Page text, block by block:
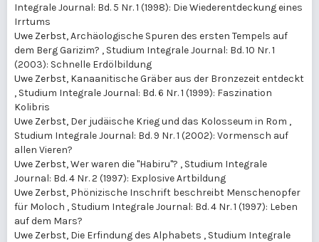
Integrale Journal: Bd. 5 Nr. 1 (1998): Die Wiederentdeckung eines
Irrtums
Uwe Zerbst,Archäologische Spuren des ersten Tempels auf
dem Berg Garizim? , Studium Integrale Journal: Bd. 10 Nr. 1
(2003): Schnelle Erdölbildung
Uwe Zerbst, Kanaanitische Gräber aus der Bronzezeit entdeckt
, Studium Integrale Journal: Bd. 6 Nr. 1 (1999): Faszination
Kolibris
Uwe Zerbst, Der judäische Krieg und das Kolosseum in Rom ,
Studium Integrale Journal: Bd. 9 Nr. 1 (2002): Vormensch auf
allen Vieren?
Uwe Zerbst,Wer waren die "Habiru"? , Studium Integrale
Journal: Bd. 4 Nr. 2 (1997): Explosive Artbildung
Uwe Zerbst, Phönizische Inschrift beschreibt Menschenopfer
für Moloch , Studium Integrale Journal: Bd. 4 Nr. 1 (1997): Leben
auf dem Mars?
Uwe Zerbst, Die Erfindung des Alphabets , Studium Integrale